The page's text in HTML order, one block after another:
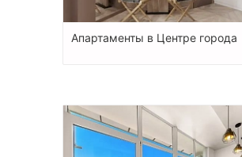
Апартаменты в Центре города